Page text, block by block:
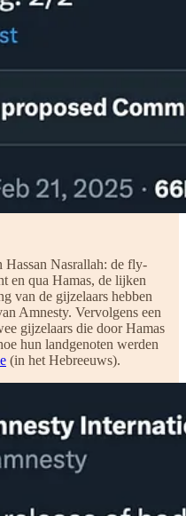
Hassan Nasrallah: de fly-
en qua Hamas, de lijken
van de gijzelaars hebben
Amnesty. Vervolgens een
gijzelaars die door Hamas
hun landgenoten werden
(in het Hebreeuws).